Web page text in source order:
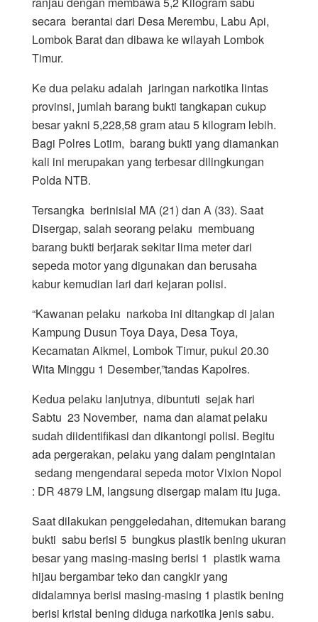
secara berantai dari Desa Merembu, Labu Api,
Lombok Barat dan dibawa ke wilayah Lombok
Timur.
Ke dua pelaku adalah jaringan narkotika lintas
provinsi, jumlah barang bukti tangkapan cukup
besar yakni 5,228,58 gram atau 5 kilogram lebih.
Bagi Polres Lotim, barang bukti yang diamankan
kali ini merupakan yang terbesar dilingkungan
Polda NTB.
Tersangka berinisial MA (21) dan A (33). Saat
Disergap, salah seorang pelaku membuang
barang bukti berjarak sekitar lima meter dari
sepeda motor yang digunakan dan berusaha
kabur kemudian lari dari kejaran polisi.
“Kawanan pelaku narkoba ini ditangkap di jalan
Kampung Dusun Toya Daya, Desa Toya,
Kecamatan Aikmel, Lombok Timur, pukul 20.30
Wita Minggu 1 Desember,”tandas Kapolres.
Kedua pelaku lanjutnya, dibuntuti sejak hari
Sabtu 23 November, nama dan alamat pelaku
sudah diidentifikasi dan dikantongi polisi. Begitu
ada pergerakan, pelaku yang dalam pengintaian
sedang mengendarai sepeda motor Vixion Nopol
: DR 4879 LM, langsung disergap malam itu juga.
Saat dilakukan penggeledahan, ditemukan barang
bukti sabu berisi 5 bungkus plastik bening ukuran
besar yang masing-masing berisi 1 plastik warna
hijau bergambar teko dan cangkir yang
didalamnya berisi masing-masing 1 plastik bening
berisi kristal bening diduga narkotika jenis sabu.